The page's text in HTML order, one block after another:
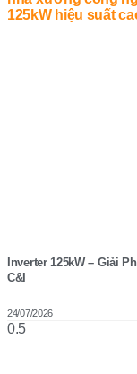
Inverter 125kW – Giải
C&I
24/07/2026